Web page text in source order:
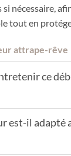
si nécessaire,
tout en
attrape-rêve
ce
est-il adapté